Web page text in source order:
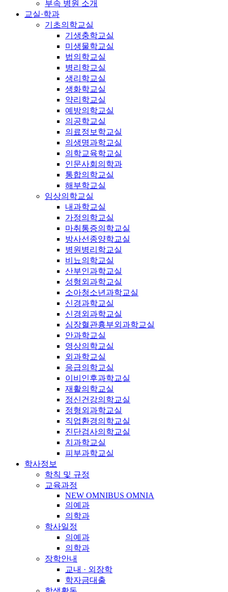
부속 병원 소개
교실·학과
기초의학교실
기생충학교실
미생물학교실
법의학교실
병리학교실
생리학교실
생화학교실
약리학교실
예방의학교실
의공학교실
의료정보학교실
의생명과학교실
의학교육학교실
인문사회의학과
통합의학교실
해부학교실
임상의학교실
내과학교실
가정의학교실
마취통증의학교실
방사선종양학교실
병원병리학교실
비뇨의학교실
산부인과학교실
성형외과학교실
소아청소년과학교실
신경과학교실
신경외과학교실
심장혈관흉부외과학교실
안과학교실
영상의학교실
외과학교실
응급의학교실
이비인후과학교실
재활의학교실
정신건강의학교실
정형외과학교실
직업환경의학교실
진단검사의학교실
치과학교실
피부과학교실
학사정보
학칙 및 규정
교육과정
NEW OMNIBUS OMNIA
의예과
의학과
학사일정
의예과
의학과
장학안내
교내 · 외장학
학자금대출